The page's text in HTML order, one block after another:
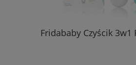
Fridababy Czyścik 3w1